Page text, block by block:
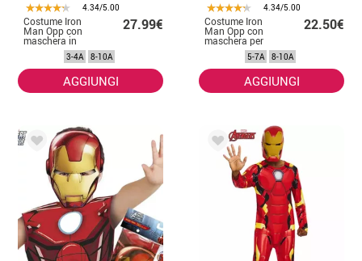
4.34/5.00
Costume Iron
Man Opp con
maschera in
scatola per
27.99€
3-4A 8-10A
AGGIUNGI
4.34/5.00
Costume Iron
Man Opp con
maschera per
22.50€
5-7A 8-10A
AGGIUNGI